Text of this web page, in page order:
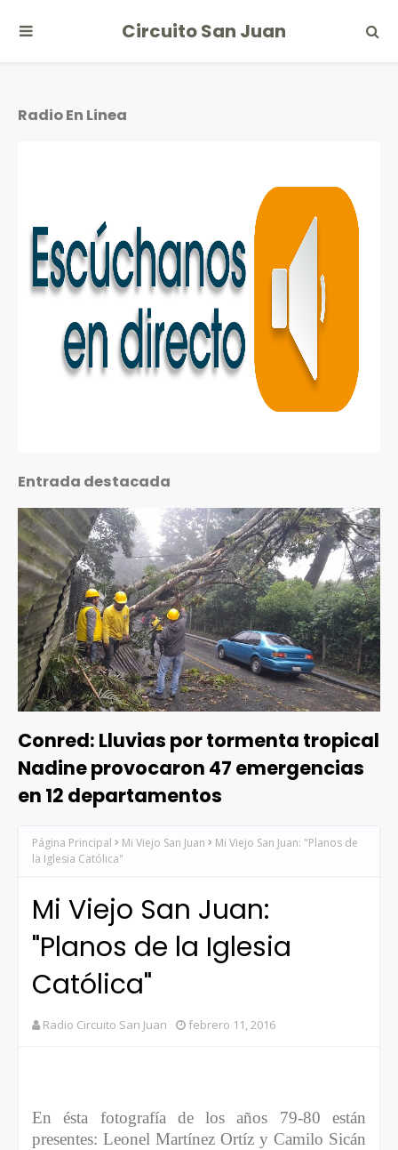
Circuito San Juan
Radio En Linea
Entrada destacada
Conred: Lluvias por tormenta tropical
Nadine provocaron 47 emergencias
en 12 departamentos
Página Principal Mi Viejo San Juan
Mi Viejo San Juan: "Planos de
la Iglesia Católica"
Mi Viejo San Juan:
"Planos de la Iglesia
Católica"
Radio Circuito San Juan febrero 11, 2016
En ésta fotografía de los años 79-80 están
presentes: Leonel Martínez Ortíz y Camilo Sicán